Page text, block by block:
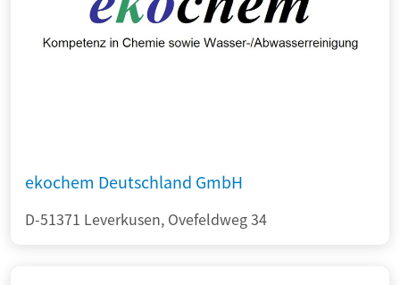
ekochem Deutschland GmbH
D-51371 Leverkusen, Ovefeldweg 34